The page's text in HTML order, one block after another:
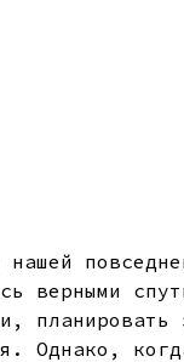
верными
планировать
Однако,